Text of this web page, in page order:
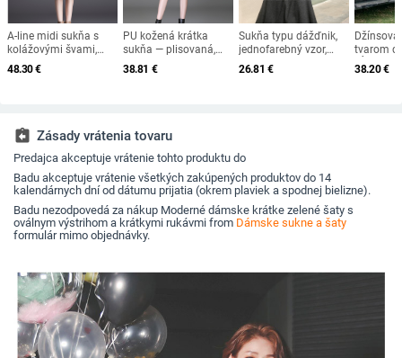
A-line midi sukňa s
kolážovými švami,
zmes polyesteru a
spandexu,
48.30€
PU kožená krátka
sukňa — plisovaná,
A‑líniová silueta,
dámsky štýl dáždnika,
38.81 €
Sukňa typu dážďnik,
jednofarebný vzor,
dlhá, 95% polyester,
ležérny štýl (japonsko-
26.81 €
tvarom
dĺžka,
vysoký
38.20€
assignment_return Zásady vrátenia tovaru
Predajca akceptuje vrátenie tohto produktu do
Badu akceptuje vrátenie všetkých zakúpených produktov do 14
kalendárnych dní od dátumu prijatia (okrem plaviek a spodnej bielizne).
Badu nezodpovedá za nákup Moderné dámske krátke zelené šaty s
oválnym výstrihom a krátkymi rukávmi from Dámske sukne a šaty
formulár mimo objednávky.